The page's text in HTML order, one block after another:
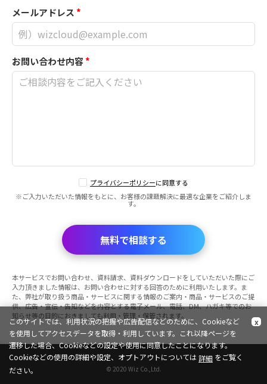
メールアドレス*
お問い合わせ内容*
プライバシーポリシーに同意する
※ご入力いただいた情報をもとに、お客様の課題解決に最適な企業をご紹介しま
す。
無料で相談する
本サービスでお問い合わせ、資料請求、資料ダウンロードをしていただいた際にご
入力頂きました情報は、お問い合わせに対する回答のために利用いたします。ま
た、弊社が取り扱う商品・サービスに関する情報のご案内・商品・サービスのご提
供、広告・宣伝・告知などを内容とする電子メール、電話、DM、ハガキ等でのお
知らせ等の目的におきましても利用・管理・保管されます。
© 2020 Wiz Co.,Ltd.
このサイトでは、利用状況の把握や広告配信などのために、Cookieなど
を使用してアクセスデータを取得・利用しています。これ以降ページを
遷移した場合、Cookieなどの設定や使用に同意したことになります。
Cookieなどの使用の詳細や設定、オプトアウトについては詳細
x
をご覧く
ださい。